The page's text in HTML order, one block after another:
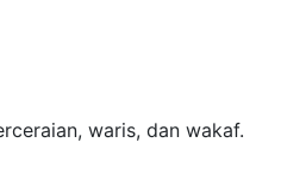
waris, dan wakaf.